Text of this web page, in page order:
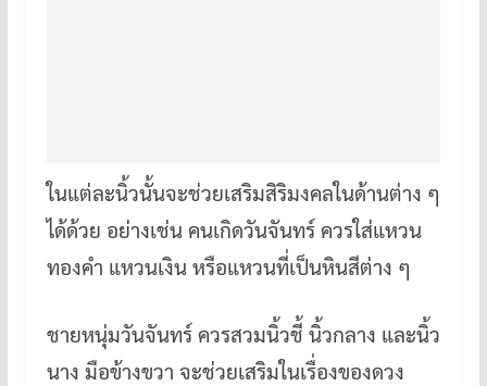
ในแต่ละนิ้วนั้นจะช่วยเสริมสิริมงคลในด้านต่าง ๆ
ได้ด้วย อย่างเช่น คนเกิดวันจันทร์ ควรใส่แหวน
ทองคำ แหวนเงิน หรือแหวนที่เป็นหินสีต่าง ๆ
ชายหนุ่มวันจันทร์ ควรสวมนิ้วชี้ นิ้วกลาง และนิ้ว
นาง มือข้างขวา จะช่วยเสริมในเรื่องของดวง